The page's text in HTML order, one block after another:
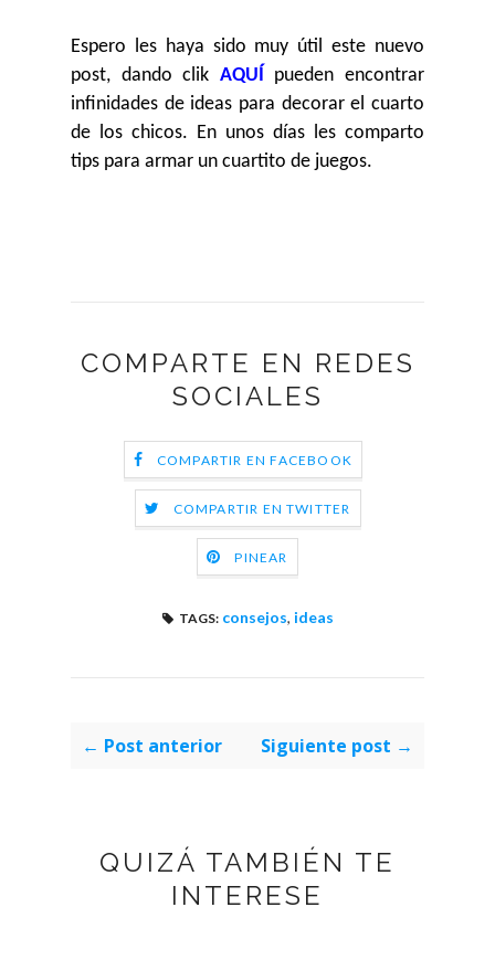
Espero les haya sido muy útil este nuevo
post, dando clik AQUÍ
pueden encontrar
infinidades de ideas para decorar el cuarto
de los chicos. En unos días les comparto
tips para armar un cuartito de juegos.
COMPARTE EN REDES
SOCIALES
COMPARTIR EN FACEBOOK
COMPARTIR EN TWITTER
PINEAR
TAGS: consejos, ideas
← Post anterior Siguiente post →
QUIZÁ TAMBIÉN TE
INTERESE